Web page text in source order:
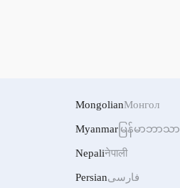
MongolianМонгол
Myanmar မြန်မာဘာသာ
Nepaliनेपाली
Persianفارسی